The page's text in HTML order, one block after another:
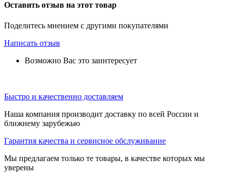
Оставить отзыв на этот товар
Поделитесь мнением с другими покупателями
Написать отзыв
Возможно Вас это заинтересует
Быстро и качественно доставляем
Наша компания производит доставку по всей России и
ближнему зарубежью
Гарантия качества и сервисное обслуживание
Мы предлагаем только те товары, в качестве которых мы
уверены